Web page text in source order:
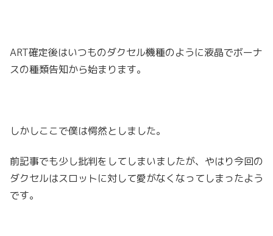
ART確定後はいつものダクセル機種のように液晶でボーナ
スの種類告知から始まります。
しかしここで僕は愕然としました。
前記事でも少し批判をしてしまいましたが、やはり今回の
ダクセルはスロットに対して愛がなくなってしまったよう
です。